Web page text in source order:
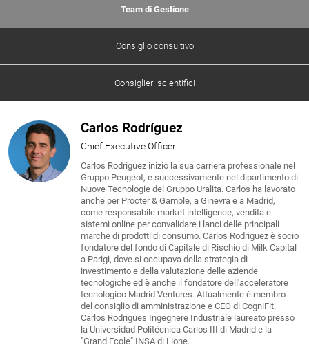
Team di Gestione
Consiglio consultivo
Consiglieri scientifici
Carlos Rodríguez
Chief Executive Officer
Carlos Rodriguez iniziò la sua carriera professionale nel
Gruppo Peugeot, e successivamente nel dipartimento di
Nuove Tecnologie del Gruppo Uralita. Carlos ha lavorato
anche per Procter & Gamble, a Ginevra e a Madrid,
come responsabile market intelligence, vendita e
sistemi online per convalidare i lanci delle principali
marche di prodotti di consumo. Carlos Rodriguez è socio
fondatore del fondo di Capitale di Rischio di Milk Capital
a Parigi, dove si occupava della strategia di
investimento e della valutazione delle aziende
tecnologiche ed è anche il fondatore dell'acceleratore
tecnologico Madrid Ventures. Attualmente è membro
del consiglio di amministrazione e CEO di CogniFit.
Carlos Rodrigues Ingegnere Industriale laureato presso
la Universidad Politécnica Carlos III di Madrid e la
"Grand Ecole" INSA di Lione.